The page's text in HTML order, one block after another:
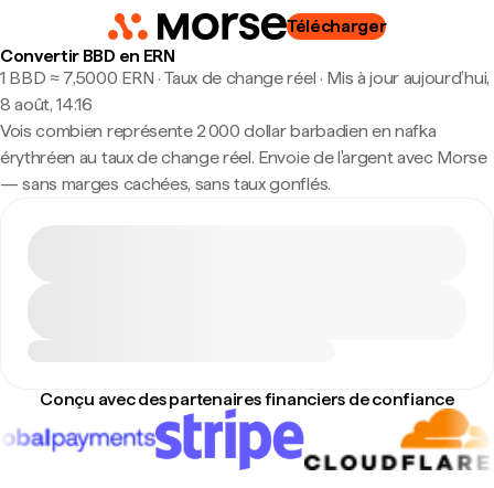
Télécharger
Convertir BBD en ERN
1 BBD ≈ 7,5000 ERN · Taux de change réel · Mis à jour aujourd’hui,
8 août, 14:16
Vois combien représente 2 000 dollar barbadien en nafka
érythréen au taux de change réel. Envoie de l'argent avec Morse
— sans marges cachées, sans taux gonflés.
Conçu avec des partenaires financiers de confiance